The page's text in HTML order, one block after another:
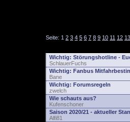
Seite: 1 2 3 4 5 6 7 8 9 10 11 12 13
Wichtig: Störungshotline -
SchlauerFuchs
Wichtig: Fanbus
Bane
Wichtig: Forumsregeln
zwelch
Wie schauts aus?
Kufenschoner
Saison 2020/21 - aktueller
Alfi81